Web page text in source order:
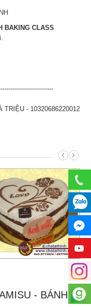
BAKING CLASS
- 10320686220012
TIRAMISU - BÁNH TẶNG...